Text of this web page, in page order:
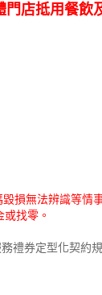
店抵用餐
損無法辨識等情
找零。
券定型化契約